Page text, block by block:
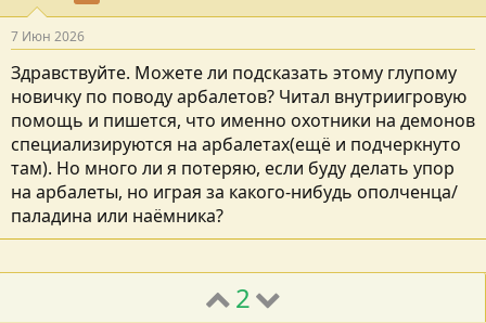
м
д
н
я
7 Июн 2026
Здравствуйте. Можете ли подсказать этому глупому
новичку по поводу арбалетов? Читал внутриигровую
помощь и пишется, что именно охотники на демонов
специализируются на арбалетах(ещё и подчеркнуто
там). Но много ли я потеряю, если буду делать упор
на арбалеты, но играя за какого-нибудь ополченца/
паладина или наёмника?
2